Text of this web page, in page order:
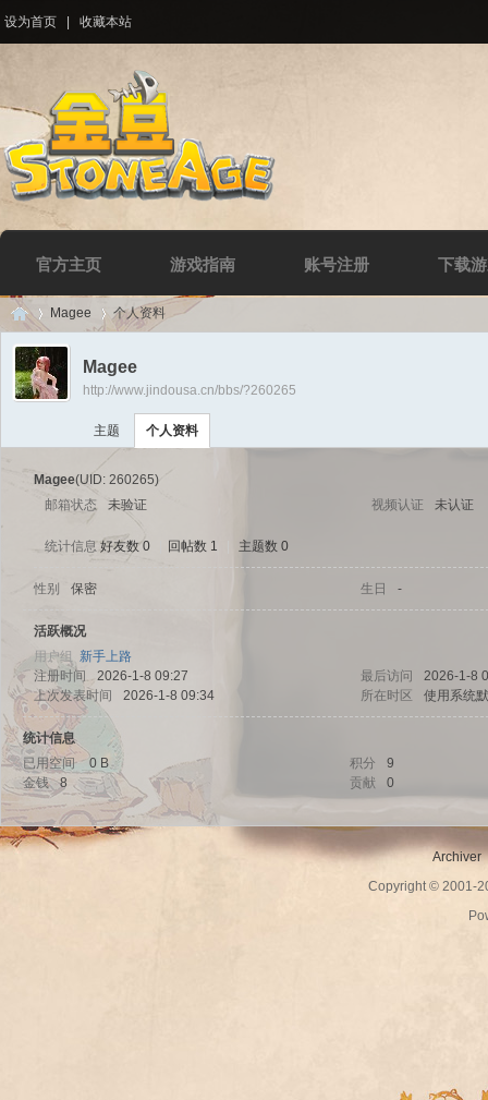
设为首页 收藏本站
官方主页 游戏指南 账号注册 下载
Di
uz!
›
Magee 个人资料
Magee
http://www.jindousa.cn/bbs/?260265
主题 个人资料
Magee(UID: 260265)
邮箱状态
未验证 视频认证 未认证
统计信息 好友数 0 回帖数 1 主题数 0
性别 保密 生日 -
活跃概况
用户组 新手上路
注册时间
2026-1-8 09:27 最后访问
2026-1-8
上次发表时间
2026-1-8 09:34 所在时区 使用系统
统计信息
已用空间
0 B 积分
9
金钱
8 贡献 0
Archiver
Copyright © 2001-